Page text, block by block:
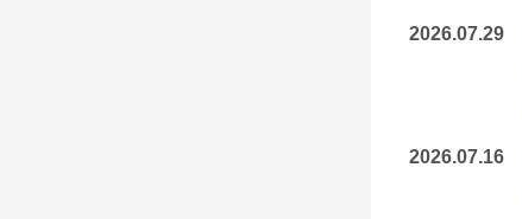
2026.07.29
2026.07.16